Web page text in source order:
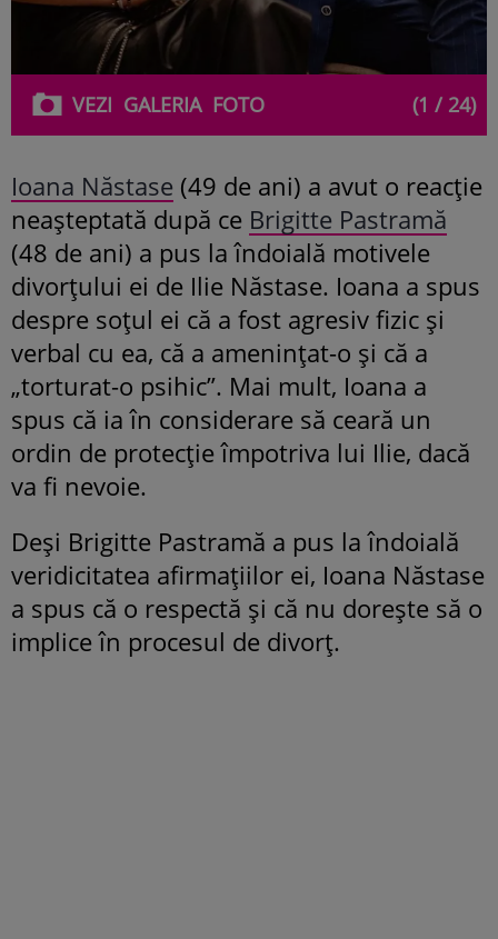
VEZI GALERIAFOTO (1 / 24)
Ioana Năstase (49 de ani) a avut o reacție
neașteptată după ce Brigitte Pastramă
(48 de ani) a pus la îndoială motivele
divorțului ei de Ilie Năstase. Ioana a spus
despre soțul ei că a fost agresiv fizic și
verbal cu ea, că a amenințat-o și că a
„torturat-o psihic”. Mai mult, Ioana a
spus că ia în considerare să ceară un
ordin de protecție împotriva lui Ilie, dacă
va fi nevoie.
Deși Brigitte Pastramă a pus la îndoială
veridicitatea afirmațiilor ei, Ioana Năstase
a spus că o respectă și că nu dorește să o
implice în procesul de divorț.